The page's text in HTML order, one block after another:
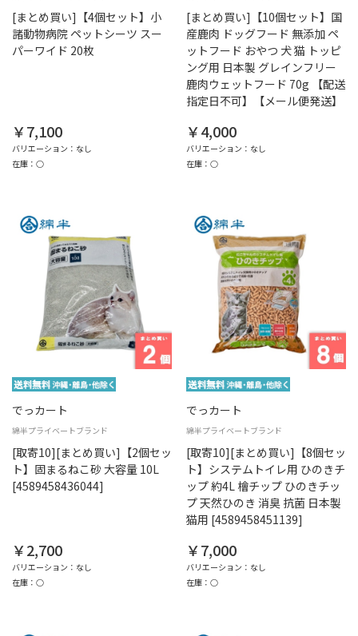
[まとめ買い]【4個セット】小
諸動物病院 ペットシーツ スー
パーワイド 20枚
￥7,100
バリエーション：なし
在庫：○
[まとめ買い]【10個セット】国
産鹿肉 ドッグフード 無添加 ペ
ットフード おやつ 犬 猫 トッピ
ング用 日本製 グレインフリー
鹿肉ウェットフード 70g 【配送
指定日不可】【メール便発送】
￥4,000
バリエーション：なし
在庫：○
でっカート
綿半プライベートブランド
[取寄10][まとめ買い]【2個セッ
ト】固まるねこ砂 大容量 10L
[4589458436044]
￥2,700
バリエーション：なし
在庫：○
でっカート
綿半プライベートブランド
[取寄10][まとめ買い]【8個セッ
ト】システムトイレ用 ひのきチ
ップ 約4L 檜チップ ひのきチッ
プ 天然ひのき 消臭 抗菌 日本製
猫用 [4589458451139]
￥7,000
バリエーション：なし
在庫：○